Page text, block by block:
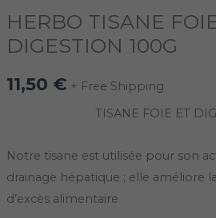
HERBO TISANE
DIGESTION 100G
11,50 € + Free Shipping
TISANE FOIE ET
Notre tisane est utilisée pour son
drainage hépatique ; elle améliore
d’excès alimentaire